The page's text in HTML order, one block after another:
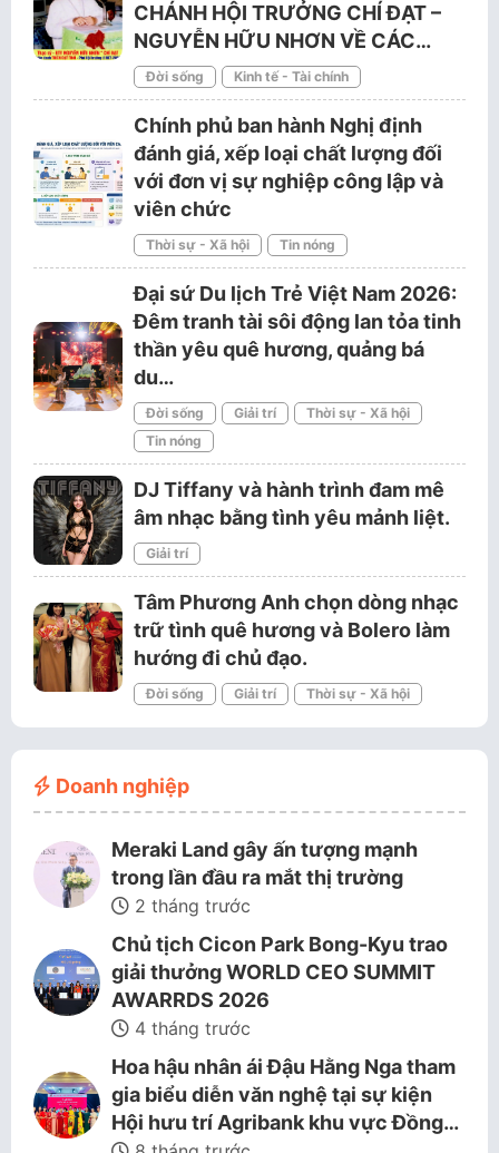
CHÁNH HỘI TRƯỞNG CHÍ ĐẠT –
NGUYỄN HỮU NHƠN VỀ CÁC…
Đời sống Kinh tế - Tài chính
Chính phủ ban hành Nghị định
đánh giá, xếp loại chất lượng đối
với đơn vị sự nghiệp công lập và
viên chức
Thời sự - Xã hội Tin nóng
Đại sứ Du lịch Trẻ Việt Nam 2026:
Đêm tranh tài sôi động lan tỏa tinh
thần yêu quê hương, quảng bá
du…
Đời sống Giải trí
Thời sự - Xã hội
Tin nóng
DJ Tiffany và hành trình đam mê
âm nhạc bằng tình yêu mảnh liệt.
Giải trí
Tâm Phương Anh chọn dòng nhạc
trữ tình quê hương và Bolero làm
hướng đi chủ đạo.
Đời sống Giải trí Thời sự - Xã hội
Doanh nghiệp
Meraki Land gây ấn tượng mạnh
trong lần đầu ra mắt thị trường
2 tháng trước
Chủ tịch Cicon Park Bong-Kyu trao
giải thưởng WORLD CEO SUMMIT
AWARRDS 2026
4 tháng trước
Hoa hậu nhân ái Đậu Hằng Nga tham
gia biểu diễn văn nghệ tại sự kiện
Hội hưu trí Agribank khu vực Đồng…